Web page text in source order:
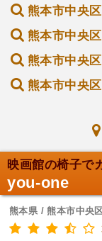
熊本市中央
熊本市中央
熊本市中央
熊本市中央
映画館の椅子で
you-one
熊本県 / 熊本市中央